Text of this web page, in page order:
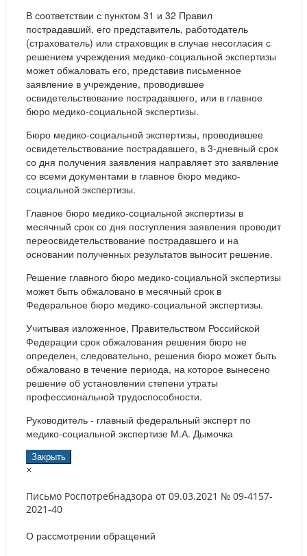
В соответствии с пунктом 31 и 32 Правил
пострадавший, его представитель, работодатель
(страхователь) или страховщик в случае несогласия с
решением учреждения медико-социальной экспертизы
может обжаловать его, представив письменное
заявление в учреждение, проводившее
освидетельствование пострадавшего, или в главное
бюро медико-социальной экспертизы.
Бюро медико-социальной экспертизы, проводившее
освидетельствование пострадавшего, в 3-дневный срок
со дня получения заявления направляет это заявление
со всеми документами в главное бюро медико-
социальной экспертизы.
Главное бюро медико-социальной экспертизы в
месячный срок со дня поступления заявления проводит
переосвидетельствование пострадавшего и на
основании полученных результатов выносит решение.
Решение главного бюро медико-социальной экспертизы
может быть обжаловано в месячный срок в
Федеральное бюро медико-социальной экспертизы.
Учитывая изложенное, Правительством Российской
Федерации срок обжалования решения бюро не
определен, следовательно, решения бюро может быть
обжаловано в течение периода, на которое вынесено
решение об установлении степени утраты
профессиональной трудоспособности.
Руководитель - главный федеральный эксперт по
медико-социальной экспертизе М.А. Дымочка
Закрыть
×
Письмо Роспотребнадзора от 09.03.2021 № 09-4157-
2021-40
О рассмотрении обращений